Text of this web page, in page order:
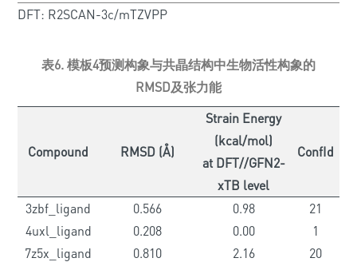
DFT: R2SCAN-3c/mTZVPP
表6. 模板4预测构象与共晶结构中生物活性构象的
RMSD及张力能
Compound RMSD (Å)
Strain Energy
(kcal/mol)
at DFT//GFN2-
xTB level
ConfId
3zbf_ligand 0.566 0.98
21
4uxl_ligand
0.208 0.00
1
7z5x_ligand
0.810 2.16
20